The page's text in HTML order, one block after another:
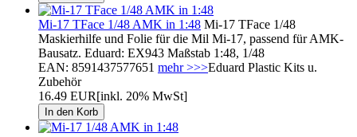
Mi-17 TFace 1/48 AMK in 1:48 Mi-17 TFace 1/48
Maskierhilfe und Folie für die Mil Mi-17, passend für AMK-
Bausatz. Eduard: EX943 Maßstab 1:48, 1/48
EAN: 8591437577651 mehr >>>Eduard Plastic Kits u.
Zubehör
16.49 EUR[inkl. 20% MwSt]